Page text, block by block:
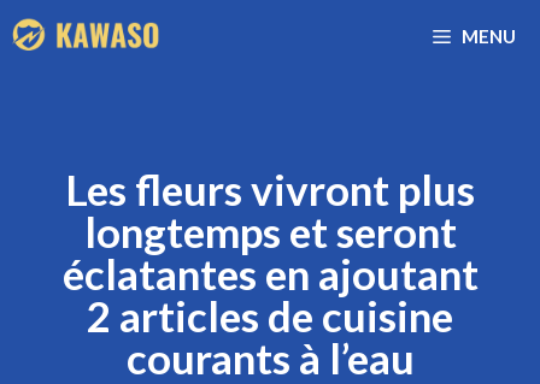
Aller
au
MENU
Les fleurs vivront plus
longtemps et seront
éclatantes en ajoutant
2 articles de cuisine
courants à l’eau